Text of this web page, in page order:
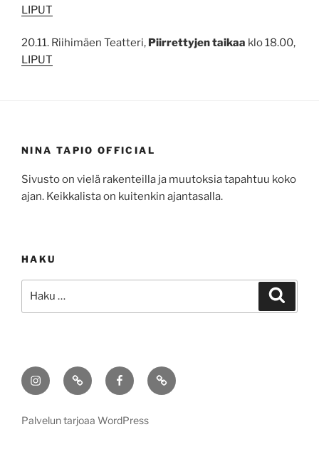
LIPUT
20.11. Riihimäen Teatteri, Piirrettyjen taikaa klo 18.00,
LIPUT
NINA TAPIO OFFICIAL
Sivusto on vielä rakenteilla ja muutoksia tapahtuu koko
ajan. Keikkalista on kuitenkin ajantasalla.
HAKU
InstagramTikTok FacebookSähköposti
Palvelun tarjoaa WordPress